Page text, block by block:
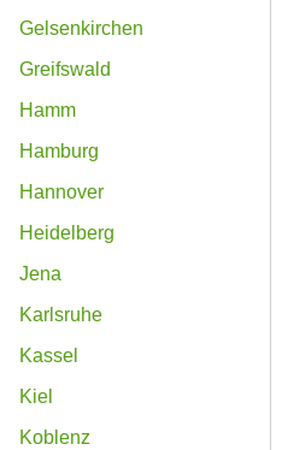
Gelsenkirchen
Greifswald
Hamm
Hamburg
Hannover
Heidelberg
Jena
Karlsruhe
Kassel
Kiel
Koblenz